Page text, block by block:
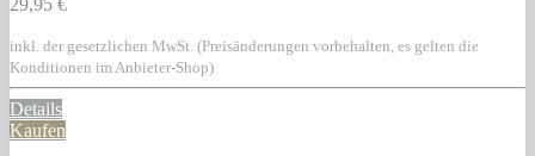
inkl. der gesetzlichen MwSt. (Preisänderungen vorbehalten, es gelten die
Konditionen im Anbieter-Shop)
Details
Kaufen